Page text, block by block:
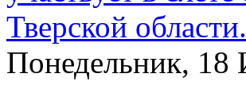
Понедельник,